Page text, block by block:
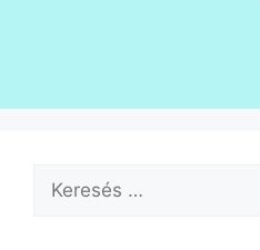
Keresés: